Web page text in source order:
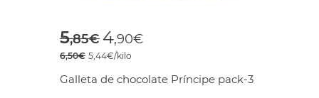
Price reduced from
5,85€to
4,90€
6,50€ 5,44€/kilo
Galleta de chocolate Príncipe pack-3